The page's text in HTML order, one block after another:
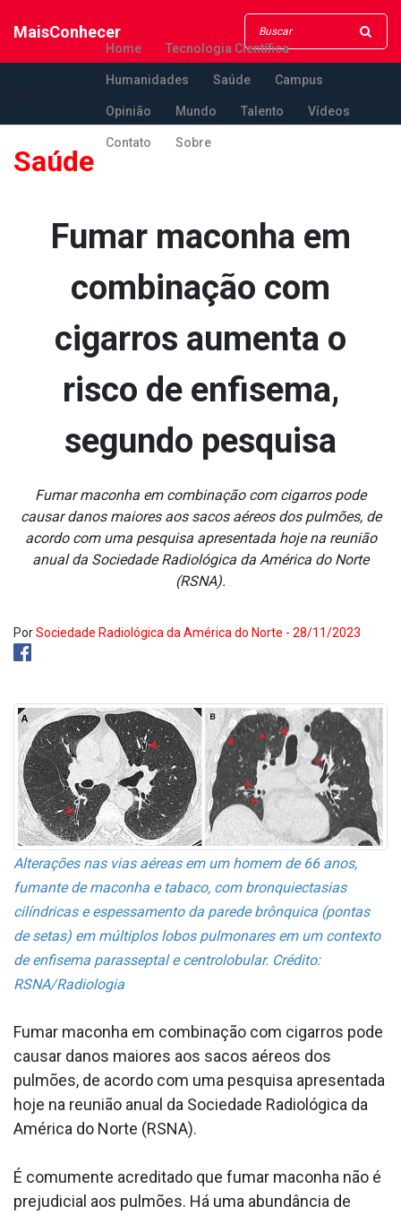
MaisConhecer
Home Tecnologia Científica
Humanidades Saúde Campus
Opinião Mundo Talento Vídeos
Contato Sobre
Saúde
Fumar maconha em
combinação com
cigarros aumenta o
risco de enfisema,
segundo pesquisa
Fumar maconha em combinação com cigarros pode
causar danos maiores aos sacos aéreos dos pulmões, de
acordo com uma pesquisa apresentada hoje na reunião
anual da Sociedade Radiológica da América do Norte
(RSNA).
PorSociedade Radiológica da América do Norte - 28/11/2023
Alterações nas vias aéreas em um homem de 66 anos,
fumante de maconha e tabaco, com bronquiectasias
cilíndricas e espessamento da parede brônquica (pontas
de setas) em múltiplos lobos pulmonares em um contexto
de enfisema parasseptal e centrolobular. Crédito:
RSNA/Radiologia
Fumar maconha em combinação com cigarros pode
causar danos maiores aos sacos aéreos dos
pulmões, de acordo com uma pesquisa apresentada
hoje na reunião anual da Sociedade Radiológica da
América do Norte (RSNA).
É comumente acreditado que fumar maconha não é
prejudicial aos pulmões. Há uma abundância de